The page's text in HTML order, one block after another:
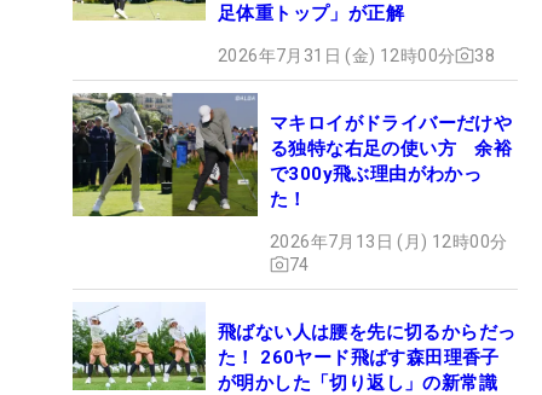
足体重トップ」が正解
2026年7月31日 (金) 12時00分 38
マキロイがドライバーだけや
る独特な右足の使い方 余裕
で300y飛ぶ理由がわかっ
た！
2026年7月13日 (月) 12時00分
74
飛ばない人は腰を先に切るからだっ
た！ 260ヤード飛ばす森田理香子
が明かした「切り返し」の新常識